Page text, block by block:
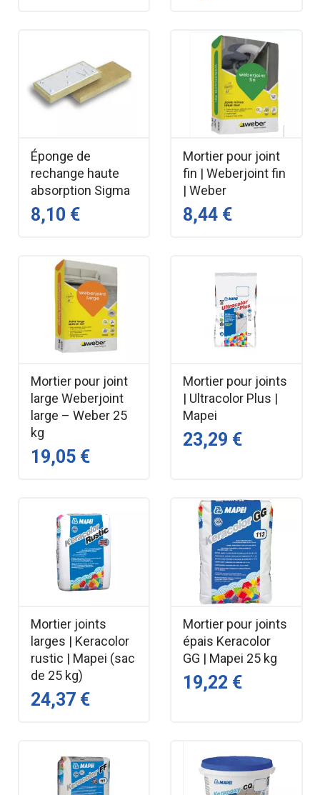
Éponge de
rechange haute
absorption Sigma
8,10 €
Mortier pour joint
fin | Weberjoint fin
| Weber
8,44 €
Mortier pour joint
large Weberjoint
large – Weber 25
kg
19,05 €
Mortier pour joints
| Ultracolor Plus |
Mapei
23,29 €
Mortier joints
larges | Keracolor
rustic | Mapei (sac
de 25 kg)
24,37 €
Mortier pour joints
épais Keracolor
GG | Mapei 25 kg
19,22 €